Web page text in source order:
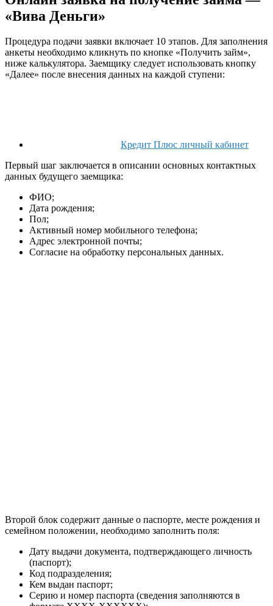
«Вива Деньги»
Процедура подачи заявки включает 10 этапов. Для заполнения
анкеты необходимо кликнуть по кнопке «Получить займ»,
ниже калькулятора. Заемщику следует использовать кнопку
«Далее» после внесения данных на каждой ступени:
Кредит Плюс личный кабинет
Первый шаг заключается в описании основных контактных
данных будущего заемщика:
ФИО;
Дата рождения;
Пол;
Активный номер мобильного телефона;
Адрес электронной почты;
Согласие на обработку персональных данных.
Второй блок содержит данные о паспорте, месте рождения и
семейном положении, необходимо заполнить поля:
Дату выдачи документа, подтверждающего личность
(паспорт);
Код подразделения;
Кем выдан паспорт;
Серию и номер паспорта (сведения заполняются в